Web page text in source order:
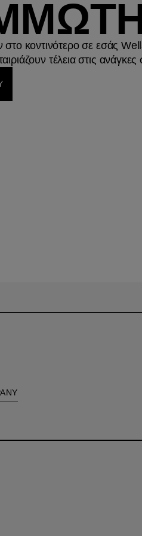
στο κοντινότερο σε εσάς
τέλεια στις ανάγκες